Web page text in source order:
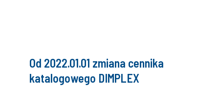
Od 2022.01.01 zmiana cennika
katalogowego DIMPLEX